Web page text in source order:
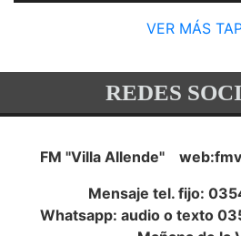
VER MÁS
REDES
FM "Villa Allende"
Mensaje tel. fijo:
Whatsapp: audio o texto